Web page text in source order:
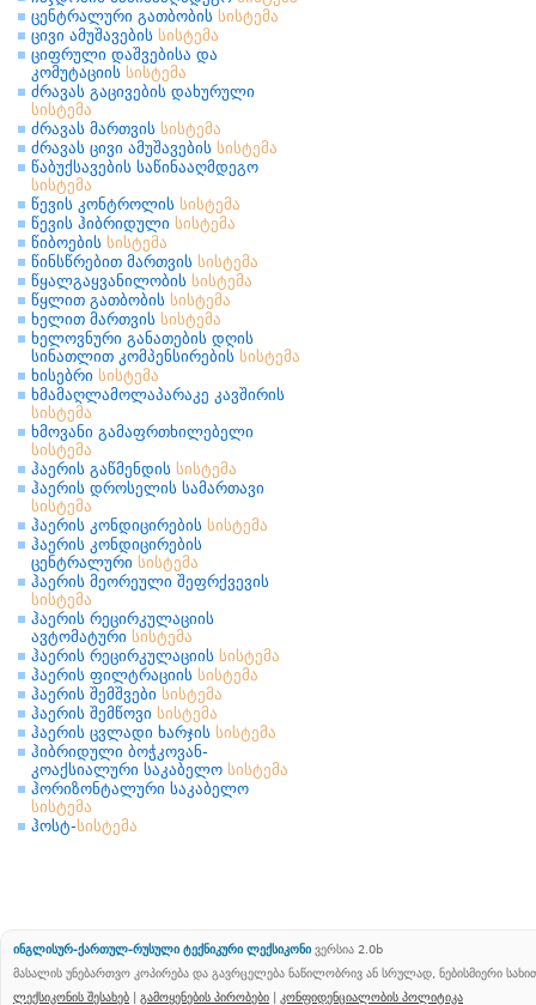
ცენტრალური გათბობის სისტემა
ცივი ამუშავების სისტემა
ციფრული დაშვებისა და
კომუტაციის სისტემა
ძრავას გაცივების დახურული
სისტემა
ძრავას მართვის სისტემა
ძრავას ცივი ამუშავების სისტემა
წაბუქსავების საწინააღმდეგო
სისტემა
წევის კონტროლის სისტემა
წევის ჰიბრიდული სისტემა
წიბოების სისტემა
წინსწრებით მართვის სისტემა
წყალგაყვანილობის სისტემა
წყლით გათბობის სისტემა
ხელით მართვის სისტემა
ხელოვნური განათების დღის
სინათლით კომპენსირების სისტემა
ხისებრი სისტემა
ხმამაღლამოლაპარაკე კავშირის
სისტემა
ხმოვანი გამაფრთხილებელი
სისტემა
ჰაერის გაწმენდის სისტემა
ჰაერის დროსელის სამართავი
სისტემა
ჰაერის კონდიცირების სისტემა
ჰაერის კონდიცირების
ცენტრალური სისტემა
ჰაერის მეორეული შეფრქვევის
სისტემა
ჰაერის რეცირკულაციის
ავტომატური სისტემა
ჰაერის რეცირკულაციის სისტემა
ჰაერის ფილტრაციის სისტემა
ჰაერის შემშვები სისტემა
ჰაერის შემწოვი სისტემა
ჰაერის ცვლადი ხარჯის სისტემა
ჰიბრიდული ბოჭკოვან-
კოაქსიალური საკაბელო სისტემა
ჰორიზონტალური საკაბელო
სისტემა
ჰოსტ-სისტემა
ინგლისურ-ქართულ-რუსული ტექნიკური ლექსიკონი ვერსია 2.0b
მასალის უნებართვო კოპირება და გავრცელება ნაწილობრივ ან სრულად, ნებისმიერი
ლექსიკონის შესახებ | გამოყენების პირობები | კონფიდენციალობის პოლიტიკა